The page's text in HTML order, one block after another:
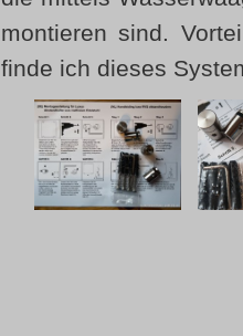
montieren sind.
finde ich dieses